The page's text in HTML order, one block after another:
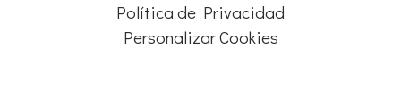
Política de Privacidad
Personalizar Cookies